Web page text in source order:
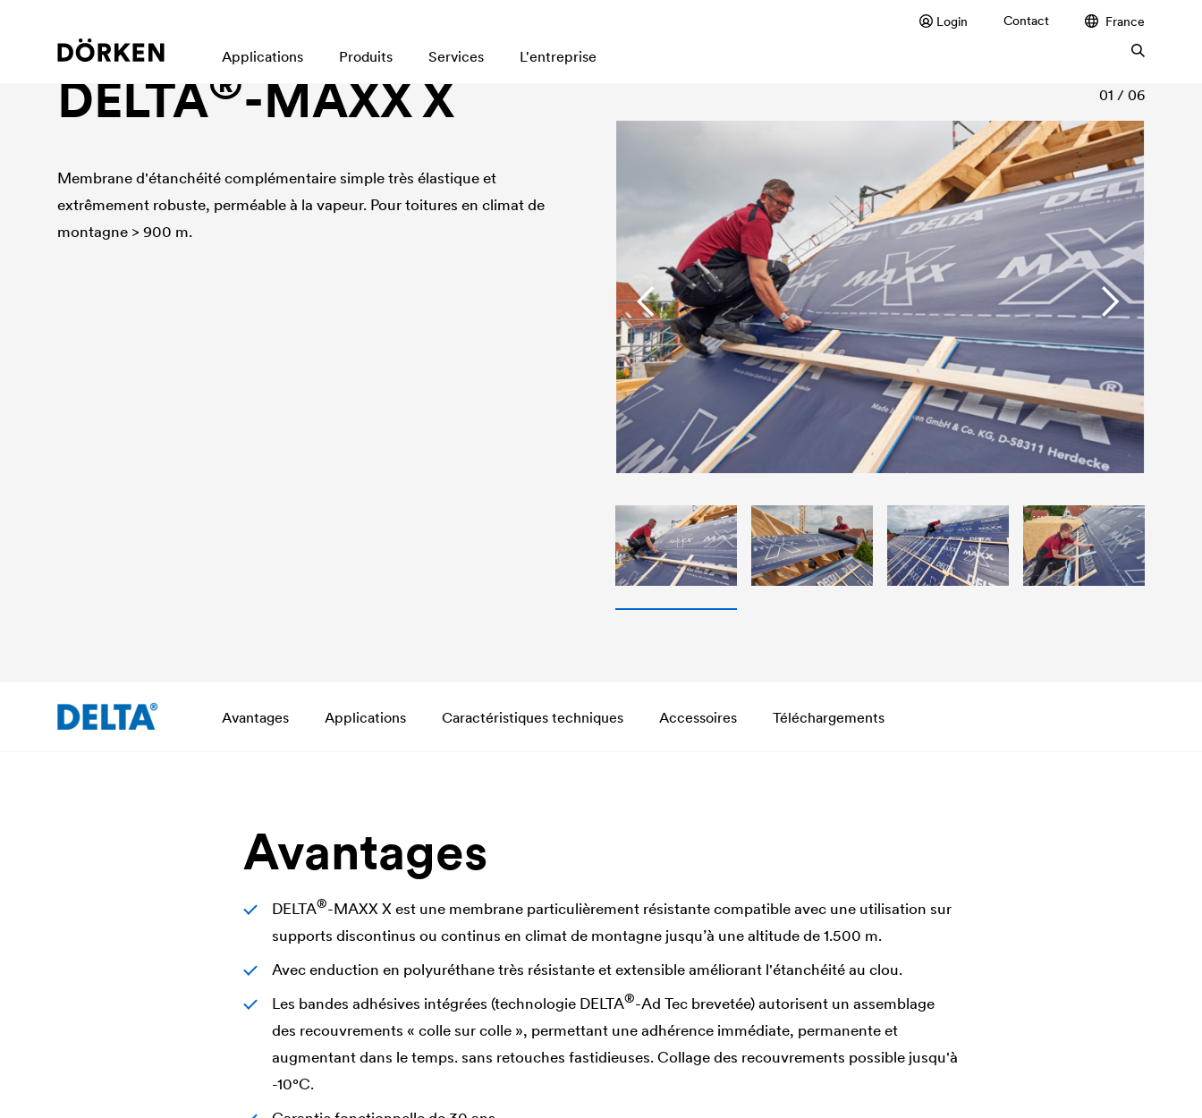
Login Contact France
Applications Produits Services L'entreprise
Membrane d'étanchéité complémentaire simple très élastique et extrêmement robuste, perméable à la vapeur. Pour toitures en climat de montagne > 900 m.
DELTA®-MAXX X
Membrane d'étanchéité complémentaire simple très élastique et
extrêmement robuste, perméable à la vapeur. Pour toitures en climat de
montagne > 900 m.
01 / 06
Avantages Applications Caractéristiques techniques Accessoires Téléchargements
Avantages
DELTA®-MAXX X est une membrane particulièrement résistante compatible avec une utilisation sur
supports discontinus ou continus en climat de montagne jusqu’à une altitude de 1.500 m.
Avec enduction en polyuréthane très résistante et extensible améliorant l'étanchéité au clou.
Les bandes adhésives intégrées (technologie DELTA®-Ad Tec brevetée) autorisent un assemblage
des recouvrements « colle sur colle », permettant une adhérence immédiate, permanente et
augmentant dans le temps. sans retouches fastidieuses. Collage des recouvrements possible jusqu'à
-10°C.